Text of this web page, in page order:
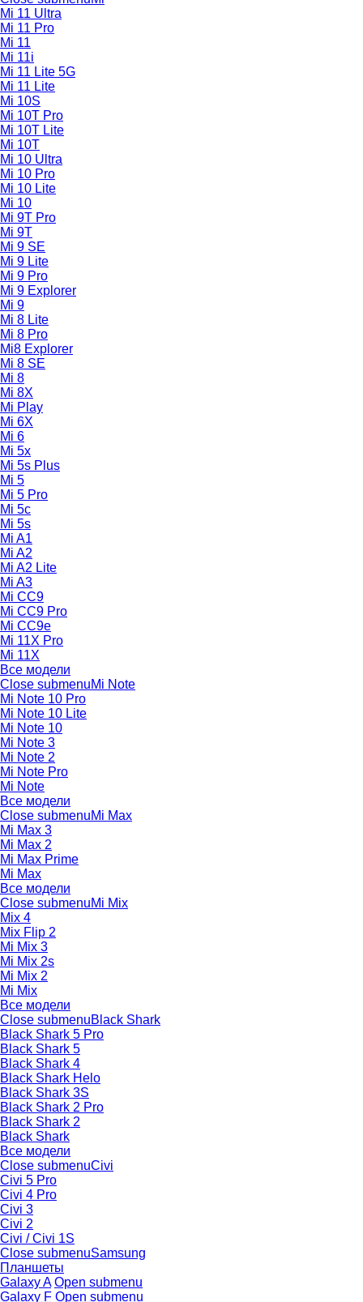
Mi 11 Ultra
Mi 11 Pro
Mi 11
Mi 11i
Mi 11 Lite 5G
Mi 11 Lite
Mi 10S
Mi 10T Pro
Mi 10T Lite
Mi 10T
Mi 10 Ultra
Mi 10 Pro
Mi 10 Lite
Mi 10
Mi 9T Pro
Mi 9T
Mi 9 SE
Mi 9 Lite
Mi 9 Pro
Mi 9 Explorer
Mi 9
Mi 8 Lite
Mi 8 Pro
Mi8 Explorer
Mi 8 SE
Mi 8
Mi 8X
Mi Play
Mi 6X
Mi 6
Mi 5x
Mi 5s Plus
Mi 5
Mi 5 Pro
Mi 5c
Mi 5s
Mi A1
Mi A2
Mi A2 Lite
Mi A3
Mi CC9
Mi CC9 Pro
Mi CC9e
Mi 11X Pro
Mi 11X
Все модели
Close submenuMi Note
Mi Note 10 Pro
Mi Note 10 Lite
Mi Note 10
Mi Note 3
Mi Note 2
Mi Note Pro
Mi Note
Все модели
Close submenuMi Max
Mi Max 3
Mi Max 2
Mi Max Prime
Mi Max
Все модели
Close submenuMi Mix
Mix 4
Mix Flip 2
Mi Mix 3
Mi Mix 2s
Mi Mix 2
Mi Mix
Все модели
Close submenuBlack Shark
Black Shark 5 Pro
Black Shark 5
Black Shark 4
Black Shark Helo
Black Shark 3S
Black Shark 2 Pro
Black Shark 2
Black Shark
Все модели
Close submenuCivi
Civi 5 Pro
Civi 4 Pro
Civi 3
Civi 2
Civi / Civi 1S
Close submenuSamsung
Планшеты
Galaxy A Open submenu
Galaxy F Open submenu